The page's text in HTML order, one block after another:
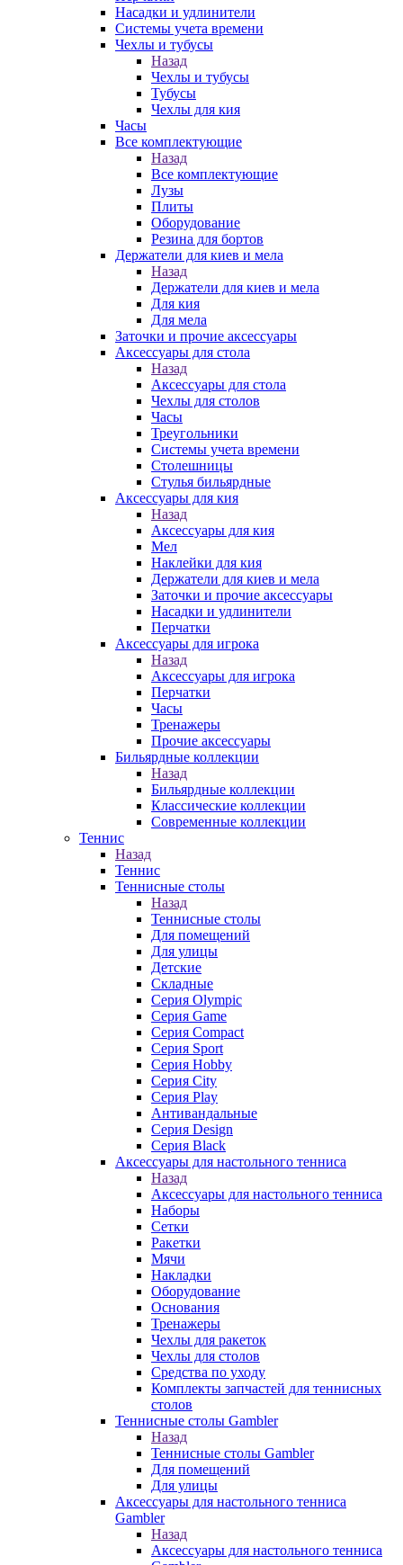
Насадки и удлинители
Системы учета времени
Чехлы и тубусы
Назад
Чехлы и тубусы
Тубусы
Чехлы для кия
Часы
Все комплектующие
Назад
Все комплектующие
Лузы
Плиты
Оборудование
Резина для бортов
Держатели для киев и мела
Назад
Держатели для киев и мела
Для кия
Для мела
Заточки и прочие аксессуары
Аксессуары для стола
Назад
Аксессуары для стола
Чехлы для столов
Часы
Треугольники
Системы учета времени
Столешницы
Стулья бильярдные
Аксессуары для кия
Назад
Аксессуары для кия
Мел
Наклейки для кия
Держатели для киев и мела
Заточки и прочие аксессуары
Насадки и удлинители
Перчатки
Аксессуары для игрока
Назад
Аксессуары для игрока
Перчатки
Часы
Тренажеры
Прочие аксессуары
Бильярдные коллекции
Назад
Бильярдные коллекции
Классические коллекции
Современные коллекции
Теннис
Назад
Теннис
Теннисные столы
Назад
Теннисные столы
Для помещений
Для улицы
Детские
Складные
Серия Olympic
Серия Game
Серия Compact
Серия Sport
Серия Hobby
Серия City
Серия Play
Антивандальные
Серия Design
Серия Black
Аксессуары для настольного тенниса
Назад
Аксессуары для настольного тенниса
Наборы
Сетки
Ракетки
Мячи
Накладки
Оборудование
Основания
Тренажеры
Чехлы для ракеток
Чехлы для столов
Средства по уходу
Комплекты запчастей для теннисных
столов
Теннисные столы Gambler
Назад
Теннисные столы Gambler
Для помещений
Для улицы
Аксессуары для настольного тенниса
Gambler
Назад
Аксессуары для настольного тенниса